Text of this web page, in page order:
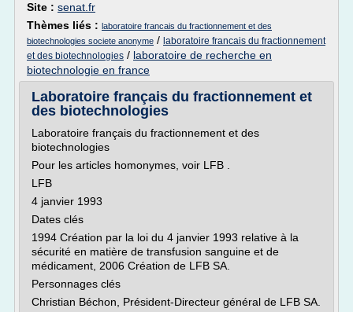
Site : senat.fr
Thèmes liés : laboratoire francais du fractionnement et des
biotechnologies societe anonyme / laboratoire francais du fractionnement
et des biotechnologies / laboratoire de recherche en
biotechnologie en france
Laboratoire français du fractionnement et
des biotechnologies
Laboratoire français du fractionnement et des
biotechnologies
Pour les articles homonymes, voir LFB .
LFB
4 janvier 1993
Dates clés
1994 Création par la loi du 4 janvier 1993 relative à la
sécurité en matière de transfusion sanguine et de
médicament, 2006 Création de LFB SA.
Personnages clés
Christian Béchon, Président-Directeur général de LFB SA.